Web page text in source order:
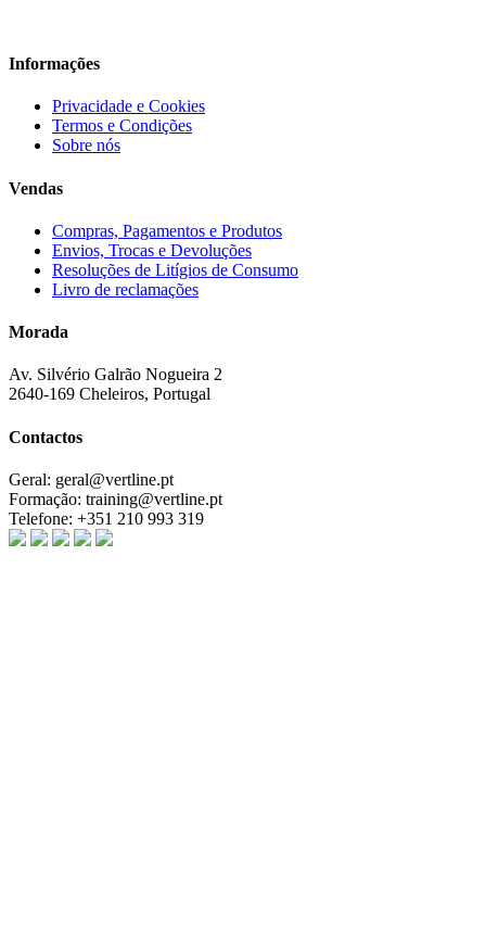
Informações
Privacidade e Cookies
Termos e Condições
Sobre nós
Vendas
Compras, Pagamentos e Produtos
Envios, Trocas e Devoluções
Resoluções de Litígios de Consumo
Livro de reclamações
Morada
Av. Silvério Galrão Nogueira 2
2640-169 Cheleiros, Portugal
Contactos
Geral: geral@vertline.pt
Formação: training@vertline.pt
Telefone: +351 210 993 319